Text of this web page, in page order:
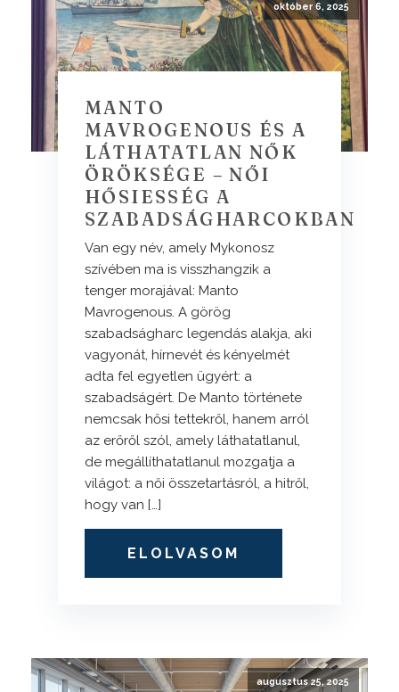
október 6, 2025
MANTO
MAVROGENOUS ÉS A
LÁTHATATLAN NŐK
ÖRÖKSÉGE – NŐI
HŐSIESSÉG A
SZABADSÁGHARCOKBAN
Van egy név, amely Mykonosz
szívében ma is visszhangzik a
tenger morajával: Manto
Mavrogenous. A görög
szabadságharc legendás alakja, aki
vagyonát, hírnevét és kényelmét
adta fel egyetlen ügyért: a
szabadságért. De Manto története
nemcsak hősi tettekről, hanem arról
az erőről szól, amely láthatatlanul,
de megállíthatatlanul mozgatja a
világot: a női összetartásról, a hitről,
hogy van […]
ELOLVASOM
augusztus 25, 2025